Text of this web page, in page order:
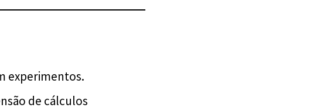
experimentos.
de cálculos